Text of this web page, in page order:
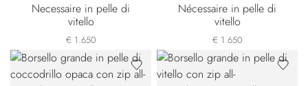
Necessaire in pelle di
vitello
€ 1.650
Nécessaire in pelle di
vitello
€ 1.650